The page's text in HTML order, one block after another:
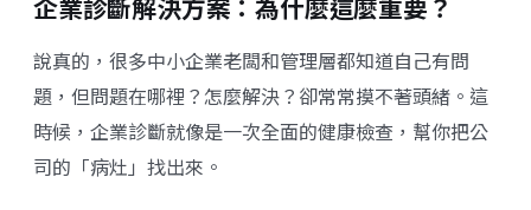
企業診斷解決方案：為什麼這麼重要？
說真的，很多中小企業老闆和管理層都知道自己有問
題，但問題在哪裡？怎麼解決？卻常常摸不著頭緒。這
時候，企業診斷就像是一次全面的健康檢查，幫你把公
司的「病灶」找出來。